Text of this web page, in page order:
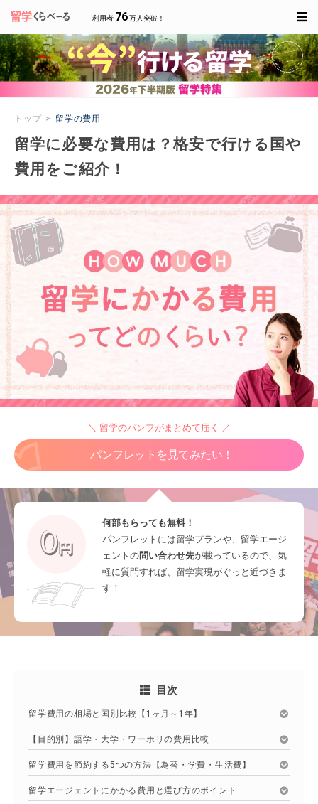
利用者 76万人突破！
トップ 留学の費用
留学に必要な費用は？格安で行ける国や
費用をご紹介！
＼ 留学のパンフがまとめて届く ／
パンフレットを見てみたい！
何部もらっても無料！
パンフレットには留学プランや、留学エージ
ェントの問い合わせ先が載っているので、気
軽に質問すれば、留学実現がぐっと近づきま
す！
目次
留学費用の相場と国別比較【1ヶ月～1年】
【目的別】語学・大学・ワーホリの費用比較
留学費用を節約する5つの方法【為替・学費・生活費】
留学エージェントにかかる費用と選び方のポイント